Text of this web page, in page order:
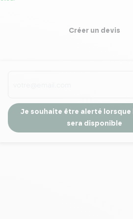
Créer un devis
Je souhaite être alerté
sera disponible